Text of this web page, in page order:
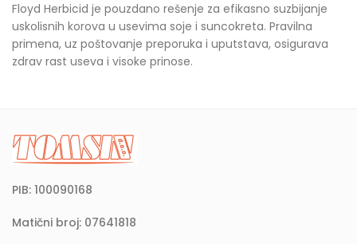
Floyd Herbicid je pouzdano rešenje za efikasno suzbijanje
uskolisnih korova u usevima soje i suncokreta. Pravilna
primena, uz poštovanje preporuka i uputstava, osigurava
zdrav rast useva i visoke prinose.
PIB: 100090168
Matični broj: 07641818